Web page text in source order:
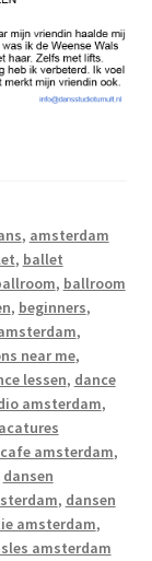
, amsterdam
, ballet
, ballroom
, beginners,
,
near me,
lessen, dance
amsterdam,
amsterdam,
dansen
, dansen
amsterdam,
amsterdam